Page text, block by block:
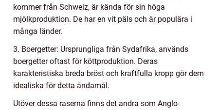
kommer från Schweiz, är kända för sin höga
mjölkproduktion. De har en vit päls och är populära i
många länder.
3. Boergetter: Ursprungliga från Sydafrika, används
boergetter oftast för köttproduktion. Deras
karakteristiska breda bröst och kraftfulla kropp gör dem
idealiska för detta ändamål.
Utöver dessa raserna finns det andra som Anglo-